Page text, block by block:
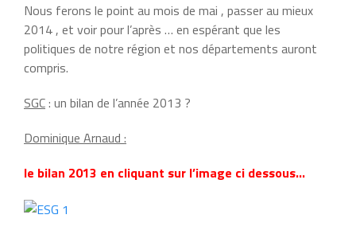
Nous ferons le point au mois de mai , passer au mieux
2014 , et voir pour l’après … en espérant que les
politiques de notre région et nos départements auront
compris.
SGC: un bilan de l’année 2013 ?
Dominique Arnaud :
le bilan 2013 en cliquant sur l’image ci dessous…